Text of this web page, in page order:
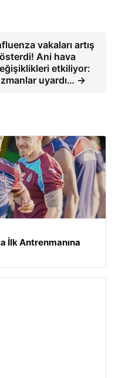
vakaları artış
Ani hava
etkiliyor:
uyardı… →
İlk Antrenmanına